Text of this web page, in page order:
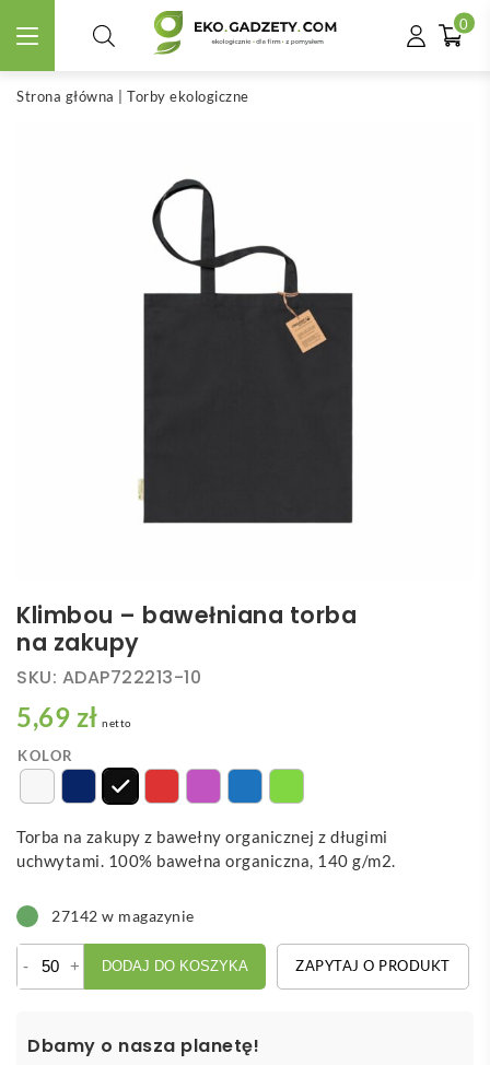
0
Strona główna Torby ekologiczne
Klimbou – bawełniana torba
na zakupy
SKU: ADAP722213-10
5,69 zł netto
KOLOR
Torba na zakupy z bawełny organicznej z długimi
uchwytami. 100% bawełna organiczna, 140 g/m2.
27142 w magazynie
-
ilość
torba
+ DODAJ DO KOSZYKA ZAPYTAJ O PRODUKT
Dbamy o nasza planetę!